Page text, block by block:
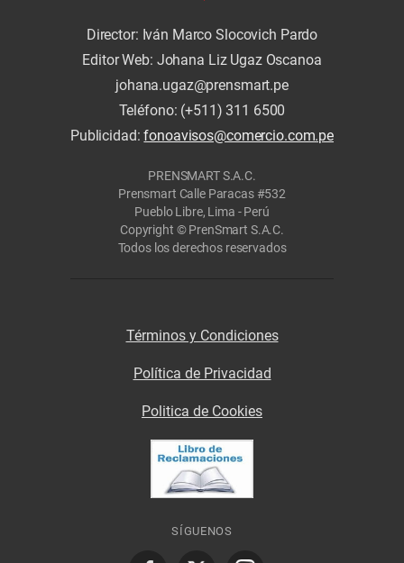
Director: Iván Marco Slocovich Pardo
Editor Web: Johana Liz Ugaz Oscanoa
johana.ugaz@prensmart.pe
Teléfono: (+511) 311 6500
Publicidad:fonoavisos@comercio.com.pe
PRENSMART S.A.C.
Prensmart Calle Paracas #532
Pueblo Libre, Lima - Perú
Copyright © PrenSmart S.A.C.
Todos los derechos reservados
Términos y Condiciones
Política de Privacidad
Politica de Cookies
SÍGUENOS